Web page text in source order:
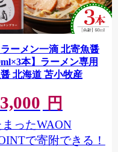
ラーメン一滴 北寄魚醤
本】ラーメン専用
北海道 苫小牧産
円
まったWAON
で寄附できる！